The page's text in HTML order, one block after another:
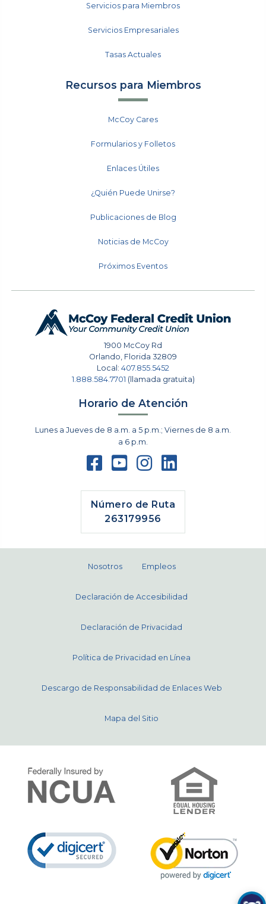
Servicios para Miembros
Servicios Empresariales
Tasas Actuales
Recursos para Miembros
McCoy Cares
Formularios y Folletos
Enlaces Útiles
¿Quién Puede Unirse?
Publicaciones de Blog
Noticias de McCoy
Próximos Eventos
1900 McCoy Rd
Orlando Florida 32809
Local: 407.855.5452
1.888.584.7701 (llamada gratuita)
Horario de Atención
Lunes a Jueves de 8 a.m. a 5 p.m.; Viernes de 8 a.m.
a 6 p.m.
Número de Ruta
263179956
Nosotros Empleos
Declaración de Accesibilidad
Declaración de Privacidad
Política de Privacidad en Línea
Descargo de Responsabilidad de Enlaces Web
Mapa del Sitio